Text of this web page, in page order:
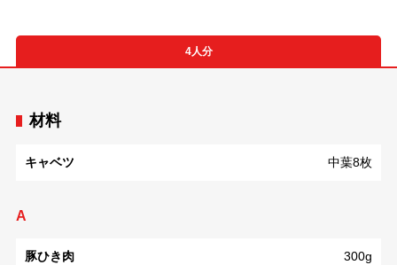
4人分
材料
キャベツ 中葉8枚
A
豚ひき肉 300g